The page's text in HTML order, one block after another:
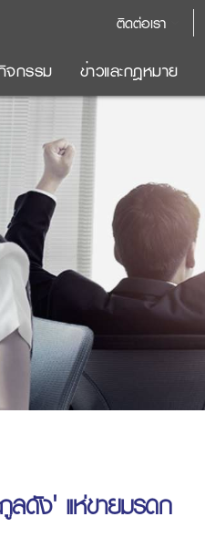
ติดต่อเรา
จกรรม ข่าวและกฎหมาย
ลดัง' แห่ขายมรดก